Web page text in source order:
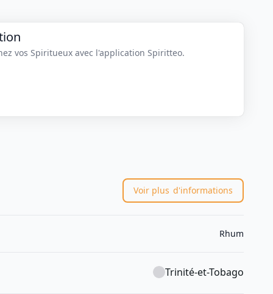
vos Spiritueux avec l'application Spiritteo.
Voir plus d'informations
Rhum
Trinité-et-Tobago